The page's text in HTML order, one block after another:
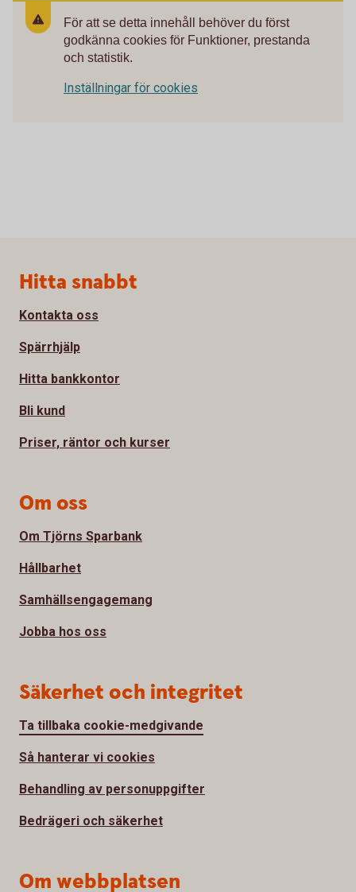
För att se detta innehåll behöver du först
godkänna cookies för Funktioner, prestanda
och statistik.
Inställningar för cookies
Sidfot
Hitta snabbt
Kontakta oss
Spärrhjälp
Hitta bankkontor
Bli kund
Priser, räntor och kurser
Om oss
Om Tjörns Sparbank
Hållbarhet
Samhällsengagemang
Jobba hos oss
Säkerhet och integritet
Ta tillbaka cookie-medgivande
Så hanterar vi cookies
Behandling av personuppgifter
Bedrägeri och säkerhet
Om webbplatsen